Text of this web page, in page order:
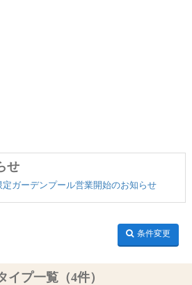
せ
ガーデンプール営業開始のお知らせ
条件変更
イプ一覧（4件）